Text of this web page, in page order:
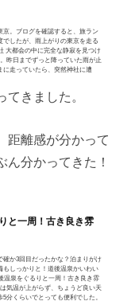
京。ブログを確認すると、旅ラン
でしたが、雨上がりの東京を走る
大都会の中に完全な静寂を見つけ
昨日までずっと降っていた雨が止
走っていたら、突然神社に遭
きました。
距離感が分かって
ん分かってきた！
と一周！古き良き雰
か3回目だったかな？泊まりがけ
もしっかりと！道後温泉かいわい
温泉をぐるりと一周！古き良き雰
気温が上がらず、ちょうど良い天
分くらいでとっても便利でした。